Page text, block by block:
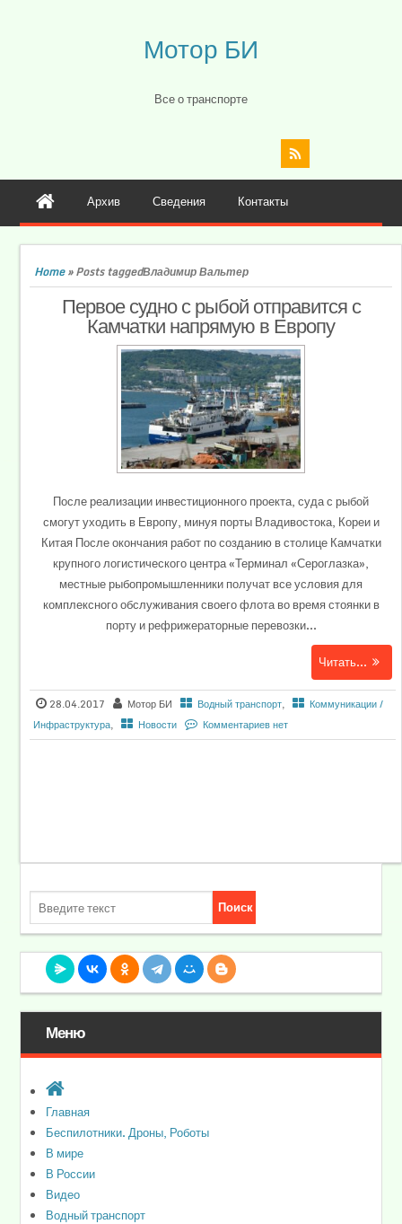
Мотор БИ
Все о транспорте
Архив Сведения Контакты
Home»Posts taggedВладимир Вальтер
Первое судно с рыбой отправится с
Камчатки напрямую в Европу
После реализации инвестиционного проекта, суда с рыбой
смогут уходить в Европу, минуя порты Владивостока, Кореи и
Китая После окончания работ по созданию в столице Камчатки
крупного логистического центра «Терминал «Сероглазка»,
местные рыбопромышленники получат все условия для
комплексного обслуживания своего флота во время стоянки в
порту и рефрижераторные перевозки...
Читать...
28.04.2017 Мотор БИ Водный транспорт,
Коммуникации /
Инфраструктура, Новости Комментариев нет
Меню
Главная
Беспилотники. Дроны, Роботы
В мире
В России
Видео
Водный транспорт